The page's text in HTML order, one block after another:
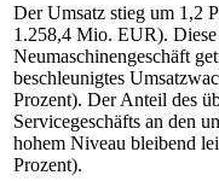
Der Umsatz stieg um 1,2
1.258,4 Mio. EUR).
Neumaschinengeschäft
beschleunigtes
Prozent). Der Anteil des
Servicegeschäfts an den
hohem Niveau bleibend
Prozent).